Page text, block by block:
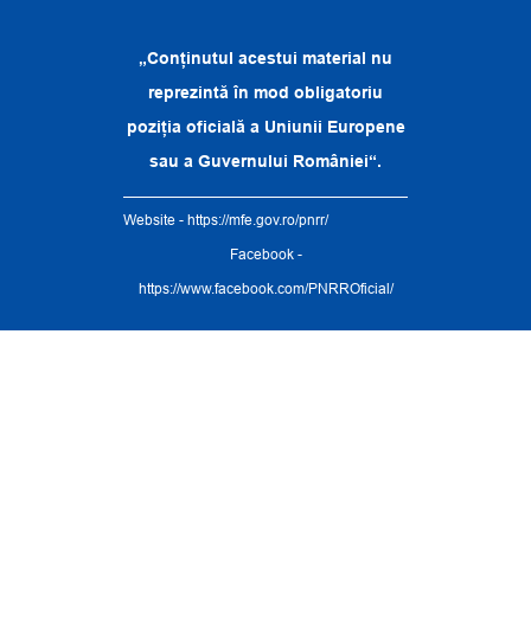
„Conținutul acestui material nu
reprezintă în mod obligatoriu
poziția oficială a Uniunii Europene
sau a Guvernului României“.
Website - https://mfe.gov.ro/pnrr/
Facebook -
https://www.facebook.com/PNRROficial/